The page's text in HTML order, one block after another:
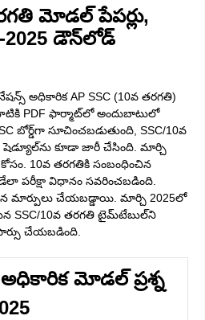
మోడల్ పేపర్లు,
2025 డౌన్‌లోడ్
అధికారిక AP SSC (10వ తరగతి)
PDF ఫార్మాట్‌లో అందుబాటులో
బోర్డ్‌గా సూచించబడుతుంది, SSC/10వ
కూడా జారీ చేసింది. మార్చి
10వ తరగతికి సంబంధించిన
పరీక్షా విధానం సవరించబడింది.
మార్పులు చేయబడ్డాయి. మార్చి 2025లో
SSC/10వ తరగతి టైమ్‌టేబుల్‌ని
చేయబడింది.
మోడల్ ప్రశ్న